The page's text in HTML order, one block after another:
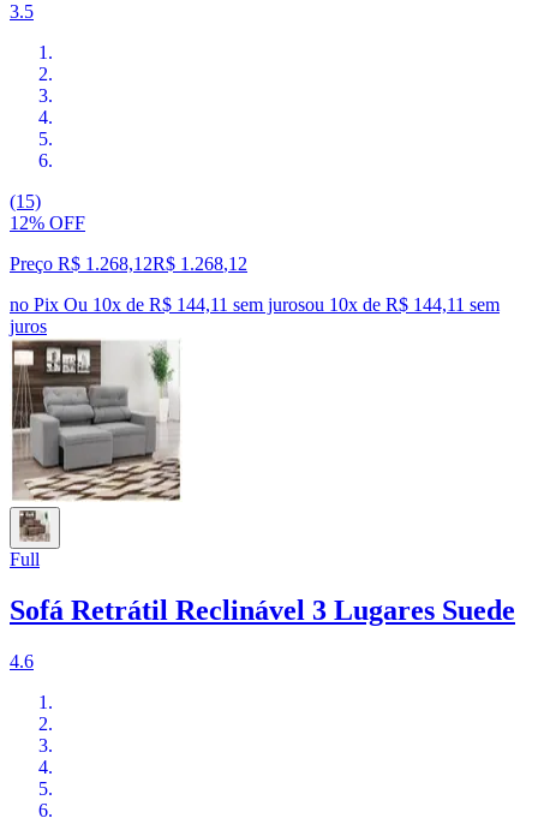
3.5
(15)
12% OFF
Preço R$ 1.268,12R$ 1.268,12
no Pix Ou 10x de R$ 144,11 sem jurosou 10x de R$ 144,11 sem
juros
Full
Sofá Retrátil Reclinável 3 Lugares Suede
4.6